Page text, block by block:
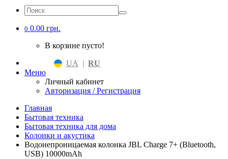
0 0.00 грн.
В корзине пусто!
UA | RU
Меню
Личный кабинет
Авторизация / Регистрация
Главная
Бытовая техника
Бытовая техника для дома
Колонки и акустика
Водонепроницаемая колонка JBL Charge 7+ (Bluetooth,
USB) 10000mAh